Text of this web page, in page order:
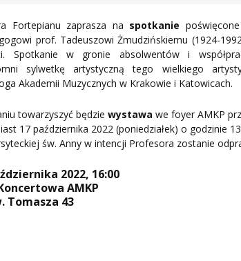
Fortepianu zaprasza na spotkanie
prof. Tadeuszowi Żmudzińskiemu (1924-
Spotkanie w gronie absolwentów i
sylwetkę artystyczną tego wielkiego
Akademii Muzycznych w Krakowie i Katowicach.
towarzyszyć będziewystawa we foyer AMKP
17 października 2022 (poniedziałek) o godzinie
św. Anny w intencji Profesora zostanie
2022, 16:00
AMKP
Tomasza 43